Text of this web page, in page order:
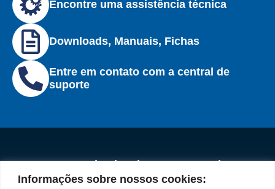
Informações sobre nossos cookies:
Encontre uma assistência técnica
Downloads, Manuais, Fichas
Entre em contato com a central de
suporte
Privacidade
Institucional
Conosco
Redes
Sociais